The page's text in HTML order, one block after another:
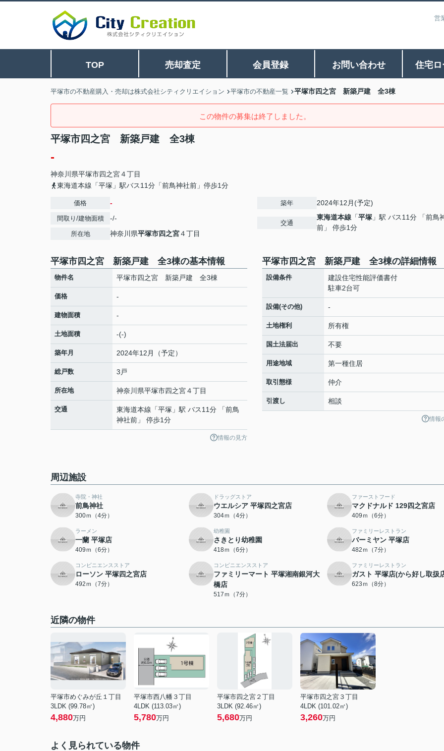
営
TOP 売却査定 会員登録 お問い合わせ 住宅
平塚市の不動産購入・売却は株式会社シティクリエイション 平塚市の不動産一覧 平塚市四之宮 新築戸建 全3棟
この物件の募集は終了しました。
平塚市四之宮 新築戸建 全3棟
-
神奈川県平塚市四之宮４丁目
東海道本線「平塚」駅バス11分「前鳥神社前」停歩1分
価格 -
間取り/建物面積 -/-
所在地 神奈川県平塚市四之宮４丁目
築年 2024年12月(予定)
交通
東海道本線 「平塚 」駅 バス11分 「前鳥
前」 停歩1分
平塚市四之宮 新築戸建 全3棟の基本情報
物件名 平塚市四之宮 新築戸建 全3棟
価格 -
建物面積 -
土地面積 -(-)
築年月 2024年12月（予定）
総戸数 3戸
所在地 神奈川県平塚市四之宮４丁目
交通 東海道本線 「平塚 」駅 バス11分 「前鳥
神社前」 停歩1分
情報の見方
平塚市四之宮 新築戸建 全3棟の詳細情報
設備条件
建設住宅性能評価書付
駐車2台可
設備(その他) -
土地権利 所有権
国土法届出 不要
用途地域 第一種住居
取引態様 仲介
引渡し 相談
情報
周辺施設
寺院・神社
前鳥神社
300ｍ（4分）
ドラッグストア
ウエルシア 平塚四之宮店
304ｍ（4分）
ファーストフード
マクドナルド 129四之宮店
409ｍ（6分）
ラーメン
一蘭 平塚店
409ｍ（6分）
幼稚園
さきとり幼稚園
418ｍ（6分）
ファミリーレストラン
バーミヤン 平塚店
482ｍ（7分）
コンビニエンスストア
ローソン 平塚四之宮店
492ｍ（7分）
コンビニエンスストア
ファミリーマート 平塚湘南銀河大
橋店
517ｍ（7分）
ファミリーレストラン
ガスト 平塚店(から好し取扱
623ｍ（8分）
近隣の物件
平塚市めぐみが丘１丁目
3LDK (99.78㎡)
4,880万円
平塚市西八幡３丁目
4LDK (113.03㎡)
5,780万円
平塚市四之宮２丁目
3LDK (92.46㎡)
5,680万円
平塚市四之宮３丁目
4LDK (101.02㎡)
3,260万円
よく見られている物件